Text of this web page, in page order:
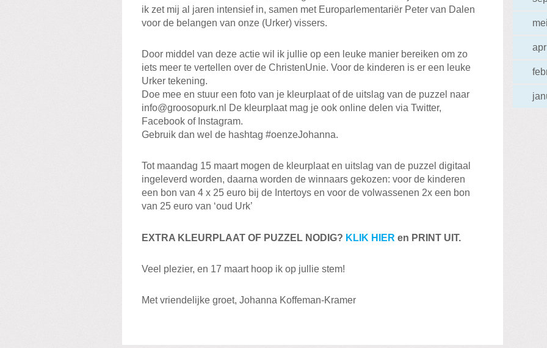
ik zet mij al jaren intensief in, samen met Europarlementariër Peter van Dalen
voor de belangen van onze (Urker) vissers.
Door middel van deze actie wil ik jullie op een leuke manier bereiken om zo
iets meer te vertellen over de ChristenUnie. Voor de kinderen is er een leuke
Urker tekening.
Doe mee en stuur een foto van je kleurplaat of de uitslag van de puzzel naar
info@groosopurk.nl De kleurplaat mag je ook online delen via Twitter,
Facebook of Instagram.
Gebruik dan wel de hashtag #oenzeJohanna.
Tot maandag 15 maart mogen de kleurplaat en uitslag van de puzzel digitaal
ingeleverd worden, daarna worden de winnaars gekozen: voor de kinderen
een bon van 4 x 25 euro bij de Intertoys en voor de volwassenen 2x een bon
van 25 euro van ‘oud Urk’
EXTRA KLEURPLAAT OF PUZZEL NODIG? KLIK HIER en PRINT UIT.
Veel plezier, en 17 maart hoop ik op jullie stem!
Met vriendelijke groet, Johanna Koffeman-Kramer